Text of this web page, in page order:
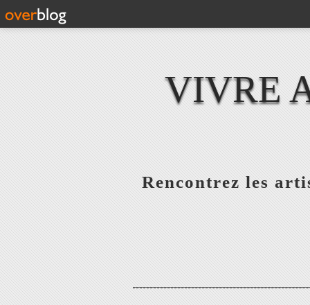
VIVRE
Rencontrez les